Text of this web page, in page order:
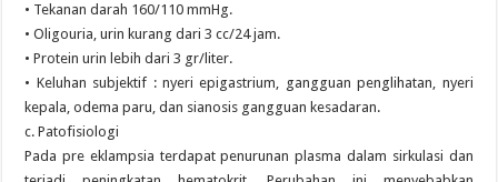
• Tekanan darah 160/110 mmHg.
• Oligouria, urin kurang dari 3 cc/24 jam.
• Protein urin lebih dari 3 gr/liter.
• Keluhan subjektif : nyeri epigastrium, gangguan penglihatan, nyeri
kepala, odema paru, dan sianosis gangguan kesadaran.
c. Patofisiologi
Pada pre eklampsia terdapat penurunan plasma dalam sirkulasi dan